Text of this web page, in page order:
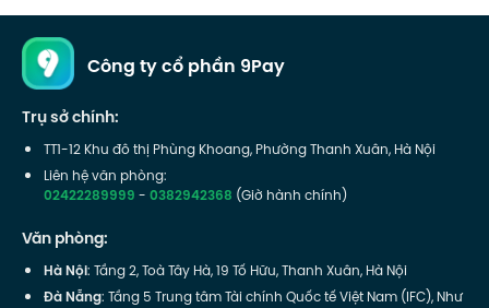
Công ty cổ phần 9Pay
Trụ sở chính:
TT1-12 Khu đô thị Phùng Khoang, Phường Thanh Xuân, Hà Nội
Liên hệ văn phòng:
02422289999-0382942368 (Giờ hành chính)
Văn phòng:
Hà Nội: Tầng 2, Toà Tây Hà, 19 Tố Hữu, Thanh Xuân, Hà Nội
Đà Nẵng: Tầng 5 Trung tâm Tài chính Quốc tế Việt Nam (IFC), Như